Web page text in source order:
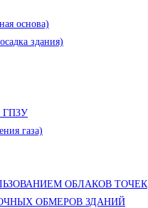
основа)
здания)
ГПЗУ
газа)
ОБЛАКОВ ТОЧЕК
ОБМЕРОВ ЗДАНИЙ